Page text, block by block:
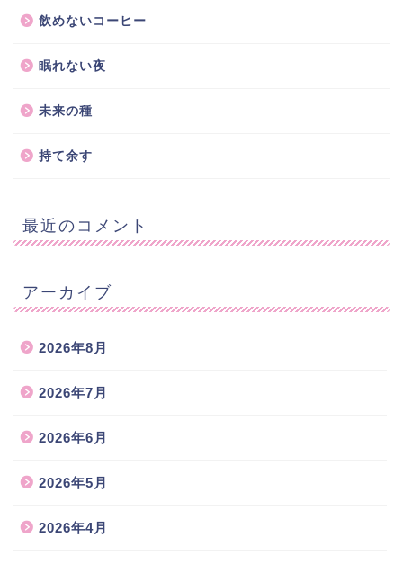
飲めないコーヒー
眠れない夜
未来の種
持て余す
最近のコメント
アーカイブ
2026年8月
2026年7月
2026年6月
2026年5月
2026年4月